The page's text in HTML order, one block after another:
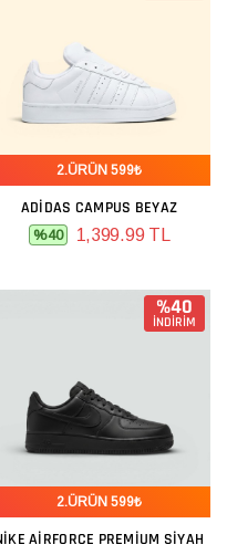
2.ÜRÜN 599₺
ADIDAS CAMPUS BEYAZ
%40 1,399.99 TL
%40
İNDİRİM
2.ÜRÜN 599₺
AIRFORCE PREMIUM SIYAH